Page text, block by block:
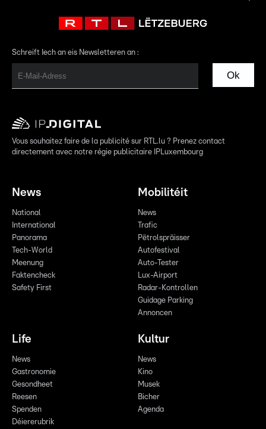
Schreift Iech an eis Newsletteren an :
Ok
Vous souhaitez faire de la publicité sur RTL.lu ? Prenez contact
directement avec notre régie publicitaire IPLuxembourg
News
National
International
Panorama
Tech-World
Meenung
Faktencheck
Safety First
Mobilitéit
News
Trafic
Pëtrolspräisser
Autofestival
Auto-Tester
Lux-Airport
Radar-Kontrollen
Guidage Parking
Annoncen
Life
News
Gastronomie
Gesondheet
Reesen
Spenden
Déiererubrik
Kultur
News
Kino
Musek
Bicher
Agenda